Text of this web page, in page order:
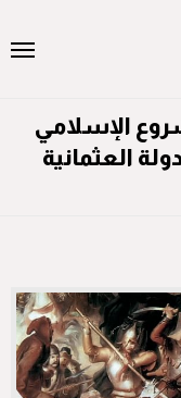
الإسلامي
العثمانية